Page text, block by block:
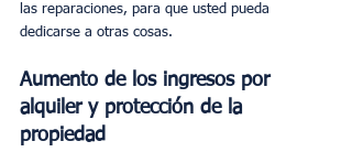
las reparaciones, para que usted pueda
dedicarse a otras cosas.
Aumento de los ingresos por
alquiler y protección de la
propiedad